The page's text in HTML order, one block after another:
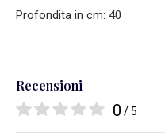
Profondita in cm: 40
Recensioni
0 / 5